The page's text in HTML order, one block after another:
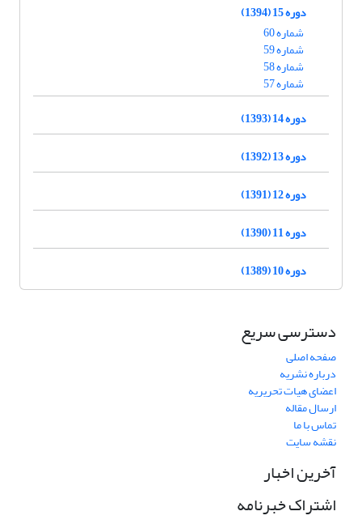
دوره 15 (1394)
شماره 60
شماره 59
شماره 58
شماره 57
دوره 14 (1393)
دوره 13 (1392)
دوره 12 (1391)
دوره 11 (1390)
دوره 10 (1389)
دسترسی سریع
صفحه اصلی
درباره نشریه
اعضای هیات تحریریه
ارسال مقاله
تماس با ما
نقشه سایت
آخرین اخبار
اشتراک خبرنامه